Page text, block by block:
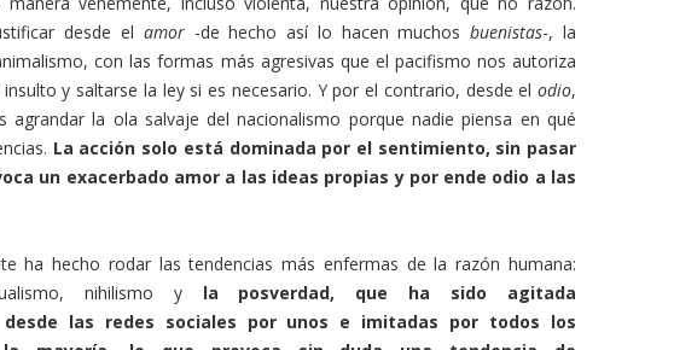
desde el amor -de hecho así lo hacen muchosbuenistas-, la
con las formas más agresivas que el pacifismo nos autoriza
y saltarse la ley si es necesario. Y por el contrario, desde el odio,
agrandar la ola salvaje del nacionalismo porque nadie piensa en qué
La acción solo está dominada por el sentimiento, sin pasar
un exacerbado amor a las ideas propias y por ende odio a las
ha hecho rodar las tendencias más enfermas de la razón humana:
nihilismo y la posverdad, que ha sido agitada
desde las redes sociales por unos e imitadas por todos los